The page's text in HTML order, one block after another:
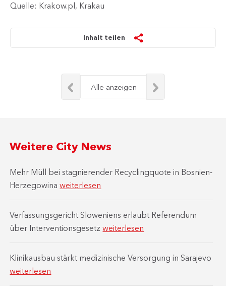
Quelle: Krakow.pl, Krakau
Inhalt teilen
Alle anzeigen
Weitere City News
Mehr Müll bei stagnierender Recyclingquote in Bosnien-
Herzegowinaweiterlesen
Verfassungsgericht Sloweniens erlaubt Referendum
über Interventionsgesetzweiterlesen
Klinikausbau stärkt medizinische Versorgung in Sarajevo
weiterlesen